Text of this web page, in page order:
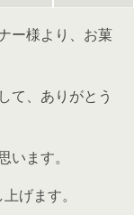
ー様より、お菓
て、ありがとう
ます。
げます。